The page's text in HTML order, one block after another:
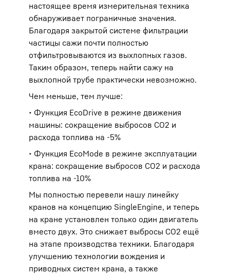
настоящее время измерительная техника
обнаруживает пограничные значения.
Благодаря закрытой системе фильтрации
частицы сажи почти полностью
отфильтровываются из выхлопных газов.
Таким образом, теперь найти сажу на
выхлопной трубе практически невозможно.
Чем меньше, тем лучше:
• Функция EcoDrive в режиме движения
машины: сокращение выбросов CO2 и
расхода топлива на -5%
• Функция EcoMode в режиме эксплуатации
крана: сокращение выбросов CO2 и расхода
топлива на -10%
Мы полностью перевели нашу линейку
кранов на концепцию SingleEngine, и теперь
на кране установлен только один двигатель
вместо двух. Это снижает выбросы CO2 ещё
на этапе производства техники. Благодаря
улучшению технологии вождения и
приводных систем крана, а также